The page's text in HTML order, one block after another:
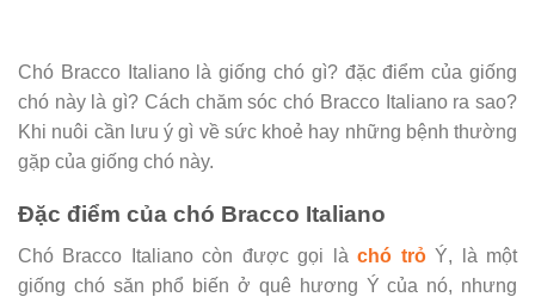
Chó Bracco Italiano là giống chó gì? đặc điểm của giống
chó này là gì? Cách chăm sóc chó Bracco Italiano ra sao?
Khi nuôi cần lưu ý gì về sức khoẻ hay những bệnh thường
gặp của giống chó này.
Đặc điểm của chó Bracco Italiano
Chó Bracco Italiano còn được gọi làchó trỏÝ, là một
giống chó săn phổ biến ở quê hương Ý của nó, nhưng